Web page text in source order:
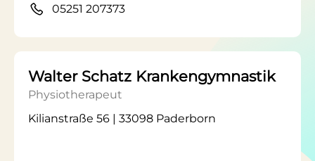
05251 207373
Walter Schatz Krankengymnastik
Physiotherapeut
Kilianstraße 56 | 33098 Paderborn